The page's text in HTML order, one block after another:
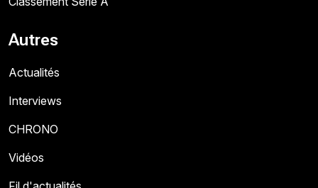
Autres
Actualités
Interviews
CHRONO
Vidéos